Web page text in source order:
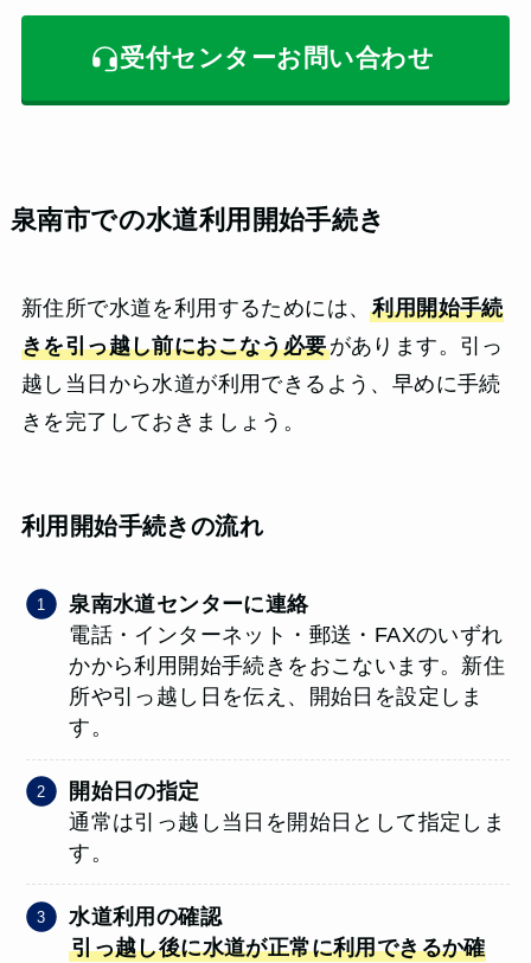
受付センターお問い合わせ
泉南市での水道利用開始手続き
新住所で水道を利用するためには、利用開始手続
きを引っ越し前におこなう必要があります。引っ
越し当日から水道が利用できるよう、早めに手続
きを完了しておきましょう。
利用開始手続きの流れ
泉南水道センターに連絡
電話・インターネット・郵送・FAXのいずれ
かから利用開始手続きをおこないます。新住
所や引っ越し日を伝え、開始日を設定しま
す。
開始日の指定
通常は引っ越し当日を開始日として指定しま
す。
水道利用の確認
引っ越し後に水道が正常に利用できるか確